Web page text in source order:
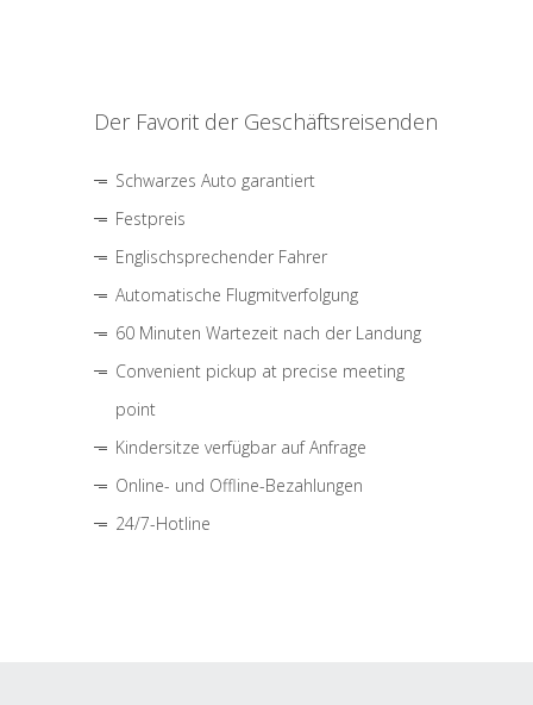
Der Favorit der Geschäftsreisenden
Schwarzes Auto garantiert
Festpreis
Englischsprechender Fahrer
Automatische Flugmitverfolgung
60 Minuten Wartezeit nach der Landung
Convenient pickup at precise meeting
point
Kindersitze verfügbar auf Anfrage
Online- und Offline-Bezahlungen
24/7-Hotline